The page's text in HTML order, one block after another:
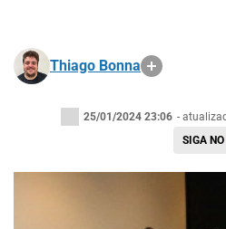
Thiago Bonna
25/01/2024 23:06 -
SIGA NO